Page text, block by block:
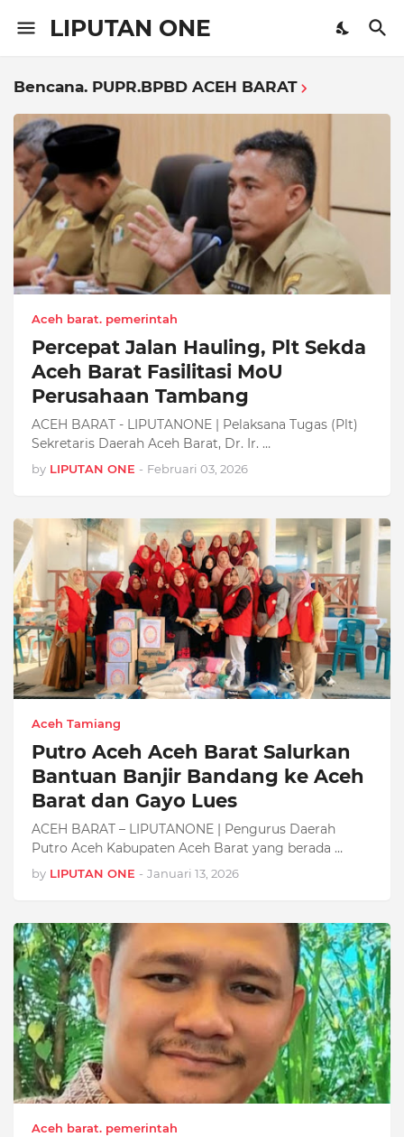
LIPUTAN ONE
Bencana. PUPR.BPBD ACEH BARAT
Aceh barat. pemerintah
Percepat Jalan Hauling, Plt Sekda
Aceh Barat Fasilitasi MoU
Perusahaan Tambang
ACEH BARAT - LIPUTANONE | Pelaksana Tugas (Plt)
Sekretaris Daerah Aceh Barat, Dr. Ir. …
by LIPUTAN ONE - Februari 03, 2026
Aceh Tamiang
Putro Aceh Aceh Barat Salurkan
Bantuan Banjir Bandang ke Aceh
Barat dan Gayo Lues
ACEH BARAT – LIPUTANONE | Pengurus Daerah
Putro Aceh Kabupaten Aceh Barat yang berada …
by LIPUTAN ONE - Januari 13, 2026
Aceh barat. pemerintah